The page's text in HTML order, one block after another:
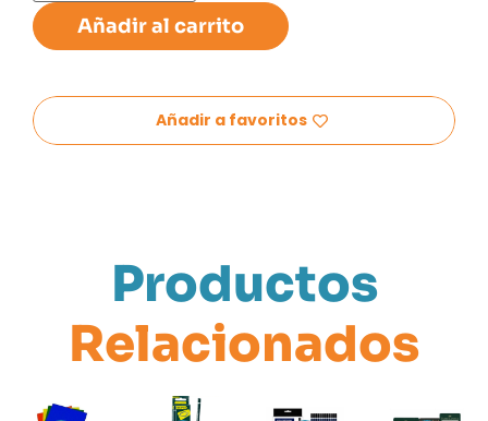
Añadir al carrito
Añadir a favoritos
Productos
Relacionados